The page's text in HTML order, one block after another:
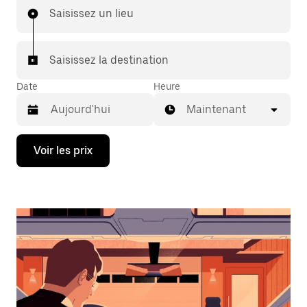
Saisissez un lieu
Saisissez la destination
Date
Appuyez
la
bas
ouvrir
le
calendrier
sélectionner
une
Heure
Maintenant
Voir les prix